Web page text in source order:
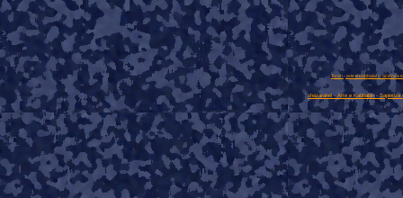
Torah-arte e Kabbalah- Scienza e
shazarahel - Arte e Kabbalah - Sapienza